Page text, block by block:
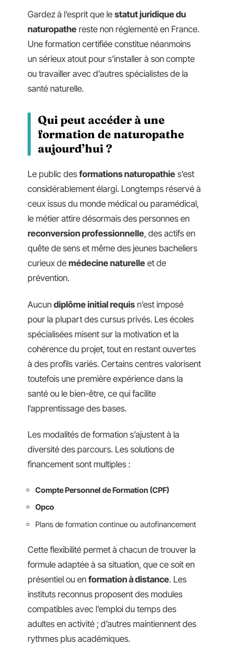
Gardez à l’esprit que le statut juridique du
naturopathe reste non réglementé en France.
Une formation certifiée constitue néanmoins
un sérieux atout pour s’installer à son compte
ou travailler avec d’autres spécialistes de la
santé naturelle.
Qui peut accéder à une
formation de naturopathe
aujourd’hui ?
Le public des formations naturopathie s’est
considérablement élargi. Longtemps réservé à
ceux issus du monde médical ou paramédical,
le métier attire désormais des personnes en
reconversion professionnelle, des actifs en
quête de sens et même des jeunes bacheliers
curieux de médecine naturelle et de
prévention.
Aucun diplôme initial requis n’est imposé
pour la plupart des cursus privés. Les écoles
spécialisées misent sur la motivation et la
cohérence du projet, tout en restant ouvertes
à des profils variés. Certains centres valorisent
toutefois une première expérience dans la
santé ou le bien-être, ce qui facilite
l’apprentissage des bases.
Les modalités de formation s’ajustent à la
diversité des parcours. Les solutions de
financement sont multiples :
Compte Personnel de Formation (CPF)
Opco
Plans de formation continue ou autofinancement
Cette flexibilité permet à chacun de trouver la
formule adaptée à sa situation, que ce soit en
présentiel ou en formation à distance. Les
instituts reconnus proposent des modules
compatibles avec l’emploi du temps des
adultes en activité ; d’autres maintiennent des
rythmes plus académiques.